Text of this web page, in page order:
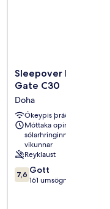
Sleepover
Doha
Node,
Gate
C30
Doha
Sleepover Doha
Gate C30
Doha
Ókeypis þráðlaust net
Móttaka opin allan
sólarhringinn, alla daga
vikunnar
Reyklaust
7.6
af
7,6 Gott
161 umsögn